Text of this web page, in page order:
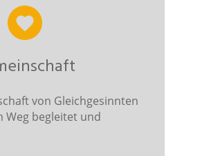
von Gleichgesinnten
Weg begleitet und